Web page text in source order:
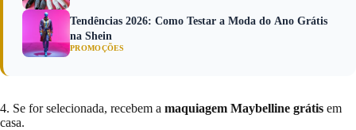
Tendências 2026: Como Testar a Moda do Ano Grátis
na Shein
PROMOÇÕES
4. Se for selecionada, recebem a maquiagem Maybelline grátis em
casa.